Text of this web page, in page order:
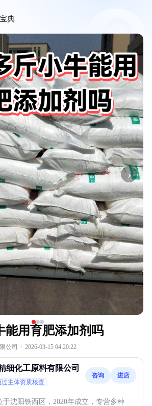
典
›
能用育肥添加剂吗
公司 · 2026-03-15 04:20:22
细化工原料有限公司
过主体资质核查
咨询 进店
沈阳铁西区，2020年成立，专营多种